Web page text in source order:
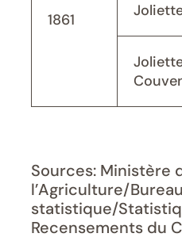
1861
Sources: Ministère
l’Agriculture/
statistique/
Recensements du